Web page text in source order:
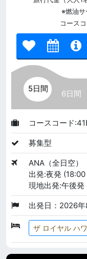
※燃油サ
コース
5日間
6日間
コースコード
募集型
ANA（全日空）
出発:夜発 (18:00
現地出発:午後発
出発日：2026
ザ ロイヤル ハ